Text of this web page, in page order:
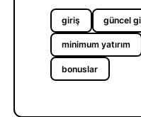
giriş güncel
minimum yatırım
bonuslar